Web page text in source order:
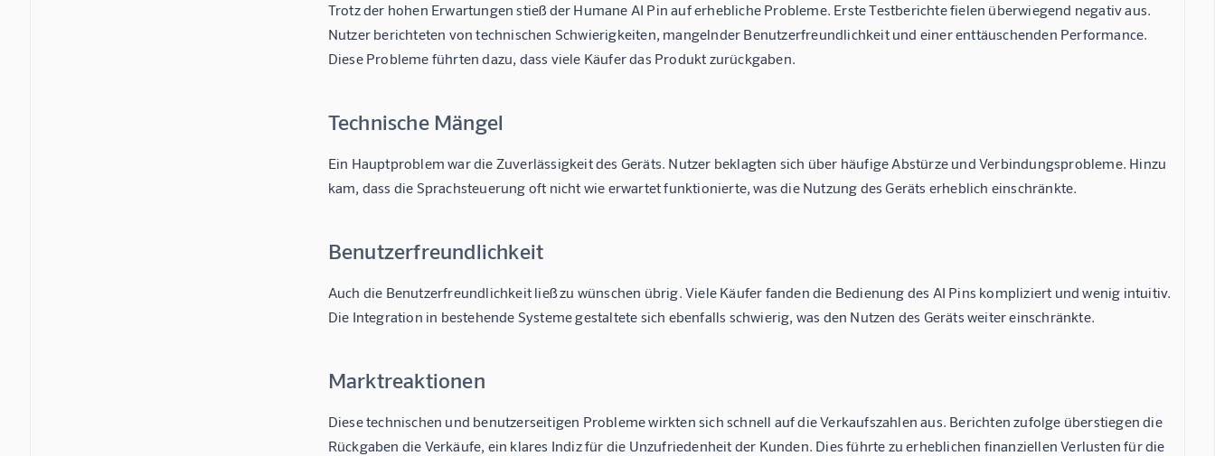
Trotz der hohen Erwartungen stieß der Humane AI Pin auf erhebliche Probleme. Erste Testberichte fielen überwiegend negativ aus.
Nutzer berichteten von technischen Schwierigkeiten, mangelnder Benutzerfreundlichkeit und einer enttäuschenden Performance.
Diese Probleme führten dazu, dass viele Käufer das Produkt zurückgaben.
Technische Mängel
Ein Hauptproblem war die Zuverlässigkeit des Geräts. Nutzer beklagten sich über häufige Abstürze und Verbindungsprobleme. Hinzu
kam, dass die Sprachsteuerung oft nicht wie erwartet funktionierte, was die Nutzung des Geräts erheblich einschränkte.
Benutzerfreundlichkeit
Auch die Benutzerfreundlichkeit ließ zu wünschen übrig. Viele Käufer fanden die Bedienung des AI Pins kompliziert und wenig intuitiv.
Die Integration in bestehende Systeme gestaltete sich ebenfalls schwierig, was den Nutzen des Geräts weiter einschränkte.
Marktreaktionen
Diese technischen und benutzerseitigen Probleme wirkten sich schnell auf die Verkaufszahlen aus. Berichten zufolge überstiegen die
Rückgaben die Verkäufe, ein klares Indiz für die Unzufriedenheit der Kunden. Dies führte zu erheblichen finanziellen Verlusten für die